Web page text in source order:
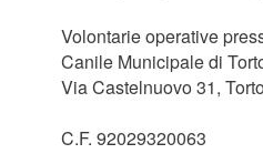
Volontarie operative
Canile Municipale di
Via Castelnuovo 31,
C.F. 92029320063